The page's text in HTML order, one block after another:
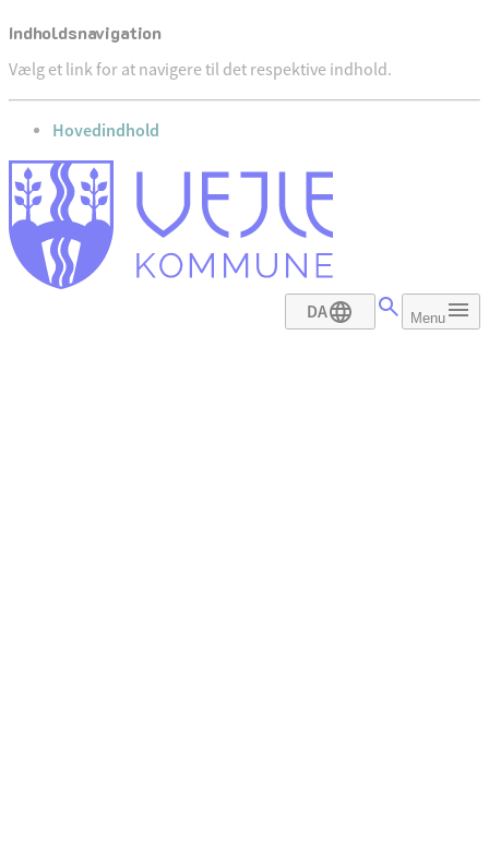
Indholdsnavigation
Vælg et link for at navigere til det respektive indhold.
gå til
Hovedindhold
DA Menu